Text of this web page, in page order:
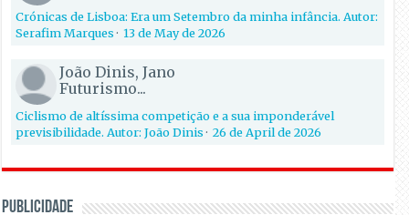
Crónicas de Lisboa: Era um Setembro da minha infância. Autor:
Serafim Marques·13 de May de 2026
João Dinis, Jano
Futurismo...
Ciclismo de altíssima competição e a sua imponderável
previsibilidade. Autor: João Dinis·26 de April de 2026
PUBLICIDADE